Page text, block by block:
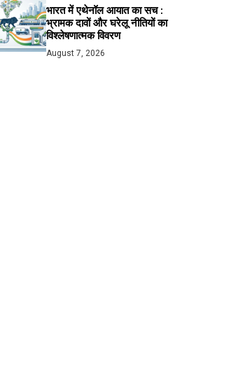
भारत में एथेनॉल आयात का सच :
भ्रामक दावों और घरेलू नीतियों का
विश्लेषणात्मक विवरण
August 7, 2026